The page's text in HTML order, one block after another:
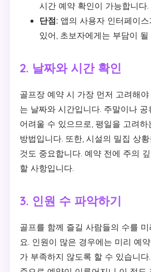
시간 예약 확인이 가능합니다.
단점: 앱의 사용자 인터페이
있어, 초보자에게는 부담이 될
2. 날짜와 시간 확인
골프장 예약 시 가장 먼저 고려해
는 날짜와 시간입니다. 주말이나 공
어려울 수 있으므로, 평일을 고려하
방법입니다. 또한, 시설의 밀집 상
것도 중요합니다. 예약 전에 주의
할 사항입니다.
3. 인원 수 파악하기
골프를 함께 즐길 사람들의 수를
요. 인원이 많은 경우에는 미리 예
가 부족하지 않도록 할 수 있습니다